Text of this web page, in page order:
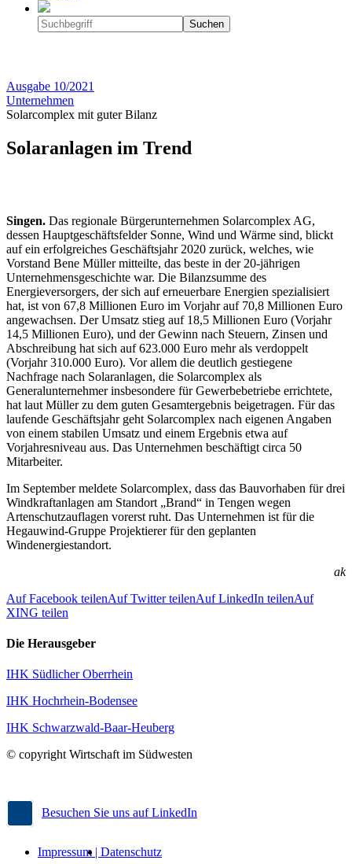
Ausgabe 10/2021
Unternehmen
Solarcomplex mit guter Bilanz
Solaranlagen im Trend
Singen. Das regionale Bürgerunternehmen Solarcomplex AG,
dessen Hauptgeschäftsfelder Sonne, Wind und Wärme sind, blickt
auf ein erfolgreiches Geschäftsjahr 2020 zurück, welches, wie
Vorstand Bene Müller mitteilte, das beste in der 20-jährigen
Unternehmensgeschichte war. Die Bilanzsumme des
Energieversorgers, der sich auf erneuerbare Energien spezialisiert
hat, ist von 67,8 Millionen Euro im Vorjahr auf 70,8 Millionen Euro
angewachsen. Der Umsatz stieg auf 18,5 Millionen Euro (Vorjahr
14,5 Millionen Euro), und der Gewinn nach Steuern, Zinsen und
Abschreibung hat sich auf 623.000 Euro mehr als verdoppelt
(Vorjahr 310.000 Euro). Vor allem die deutlich gestiegene
Nachfrage nach Solaranlagen, die Solarcomplex als
Generalunternehmer insbesondere für Gewerbebetriebe errichtete,
hat laut Müller zu dem guten Gesamtergebnis beigetragen. Für das
laufende Geschäftsjahr geht Solarcomplex nach eigenen Angaben
von einem stabilen Umsatz und einem Ergebnis etwa auf
Vorjahresniveau aus. Das Unternehmen beschäftigt circa 50
Mitarbeiter.
Im September meldete Solarcomplex, dass das Bauvorhaben für drei
Windkraftanlagen am Standort „Brand“ in Tengen wegen
Artenschutzauflagen vorerst ruht. Das Unternehmen ist für die
Hegauwind-Gruppe Projektierer für den geplanten
Windenergiestandort.
ak
Auf Facebook teilenAuf Twitter teilenAuf LinkedIn teilenAuf
XING teilen
Die Herausgeber
IHK Südlicher Oberrhein
IHK Hochrhein-Bodensee
IHK Schwarzwald-Baar-Heuberg
© copyright Wirtschaft im Südwesten
Besuchen Sie uns auf LinkedIn
Impressum | Datenschutz